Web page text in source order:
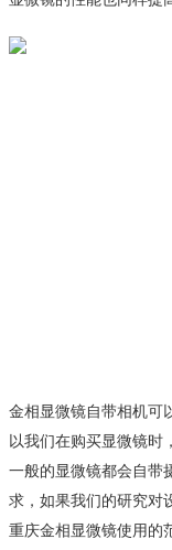
金相显微镜自带相机可
以我们在购买显微镜时
一般的显微镜都会自带
求，如果我们的研究
重庆金相显微镜使用的